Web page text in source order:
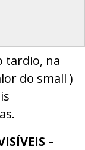
tardio, na
do small )
–